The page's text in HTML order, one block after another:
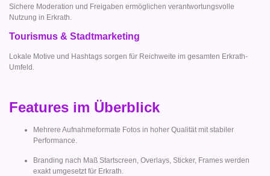
Sichere Moderation und Freigaben ermöglichen verantwortungsvolle
Nutzung in Erkrath.
Tourismus & Stadtmarketing
Lokale Motive und Hashtags sorgen für Reichweite im gesamten Erkrath-
Umfeld.
Features im Überblick
Mehrere Aufnahmeformate Fotos in hoher Qualität mit stabiler
Performance.
Branding nach Maß Startscreen, Overlays, Sticker, Frames werden
exakt umgesetzt für Erkrath.